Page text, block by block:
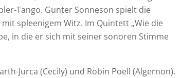
Tango. Gunter Sonneson spielt die
spleenigem Witz. Im Quintett „Wie die
in die er sich mit seiner sonoren Stimme
Jurca (Cecily) und Robin Poell (Algernon).